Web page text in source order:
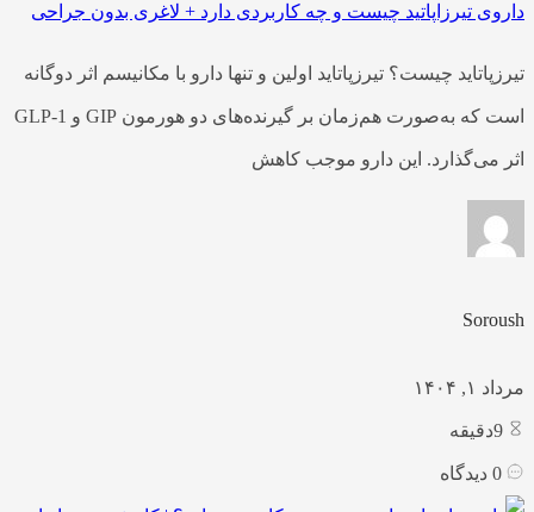
داروی تیرزاپاتید چیست و چه کاربردی دارد + لاغری بدون جراحی
تیرزپاتاید چیست؟ تیرزپاتاید اولین و تنها دارو با مکانیسم اثر دوگانه
است که به‌صورت هم‌زمان بر گیرنده‌های دو هورمون GIP و GLP-1
اثر می‌گذارد. این دارو موجب کاهش
Soroush
مرداد ۱, ۱۴۰۴
دقیقه
دیدگاه